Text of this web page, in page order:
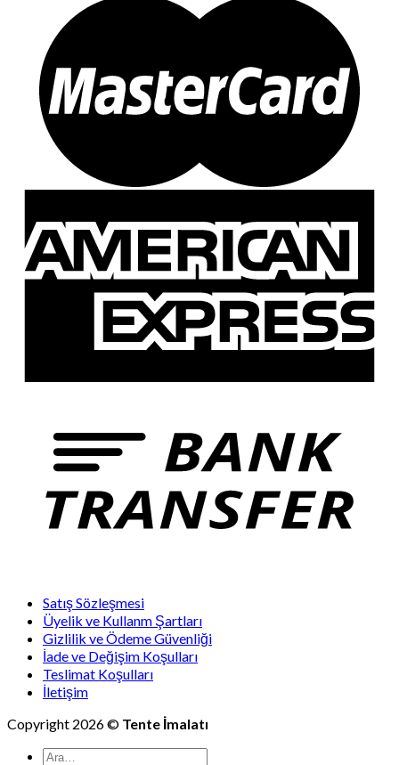
Satış Sözleşmesi
Üyelik ve Kullanm Şartları
Gizlilik ve Ödeme Güvenliği
İade ve Değişim Koşulları
Teslimat Koşulları
İletişim
Copyright 2026 © Tente İmalatı
Ara: